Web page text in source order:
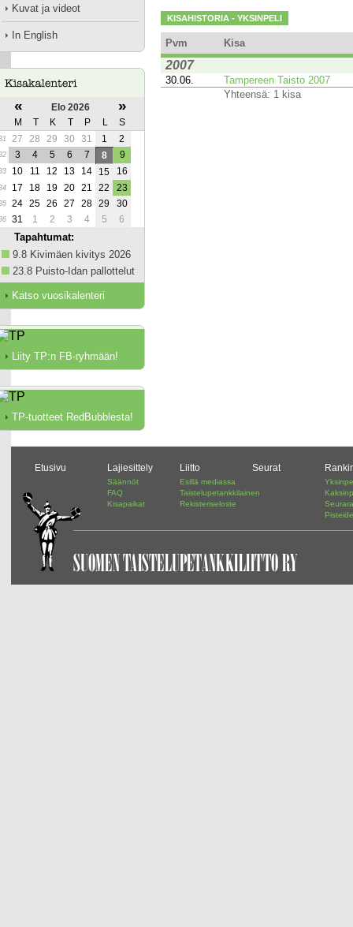
Kuvat ja videot
In English
« Elo 2026 »
M T K T P L S
27 28 29 30 31 1 2
3 4 5 6 7 8 9
10 11 12 13 14 15 16
17 18 19 20 21 22 23
24 25 26 27 28 29 30
31 1 2 3 4 5 6
Tapahtumat:
9.8 Kivimäen kivitys 2026
23.8 Puisto-Idan pallottelut
Katso vuosikalenteri
Liity TP:n FB-ryhmään!
TP-tuotteet RedBubblesta!
KISAHISTORIA - YKSINPELI
Pvm Kisa
2007
30.06.
Tampereen Taisto 2007
Yhteensä: 1 kisa
Etusivu Lajiesittely
Säännöt
FAQ
Kisapaikat
Liitto
Esillä mediassa
Taistelupetankkilainen
Rekisteriseloste
Seurat